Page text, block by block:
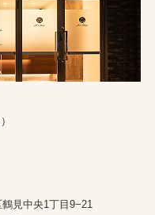
見中央1丁目9−21